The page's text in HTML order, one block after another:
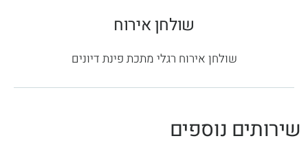
שולחן אירוח
שולחן אירוח רגלי מתכת פינת דיונים
שירותים נוספים